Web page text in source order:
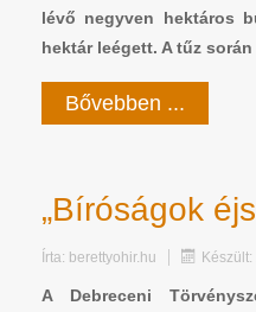
lévő negyven hektáros
hektár leégett. A tűz
Bővebben ...
„Bíróságok
Írta: berettyohir.hu Készült:
A Debreceni